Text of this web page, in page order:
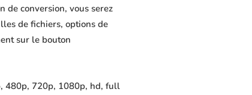
de conversion, vous serez
de fichiers, options de
sur le bouton
480p, 720p, 1080p, hd, full